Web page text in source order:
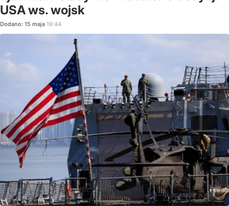
USA ws. wojsk
Dodano: 15 maja 19:44